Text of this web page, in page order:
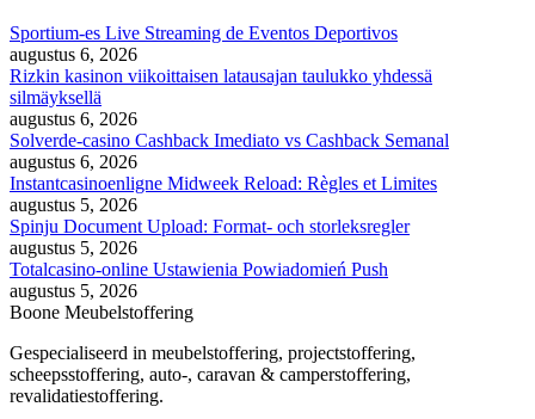
Sportium-es Live Streaming de Eventos Deportivos
augustus 6, 2026
Rizkin kasinon viikoittaisen latausajan taulukko yhdessä
silmäyksellä
augustus 6, 2026
Solverde-casino Cashback Imediato vs Cashback Semanal
augustus 6, 2026
Instantcasinoenligne Midweek Reload: Règles et Limites
augustus 5, 2026
Spinju Document Upload: Format- och storleksregler
augustus 5, 2026
Totalcasino-online Ustawienia Powiadomień Push
augustus 5, 2026
Boone Meubelstoffering
Gespecialiseerd in meubelstoffering, projectstoffering,
scheepsstoffering, auto-, caravan & camperstoffering,
revalidatiestoffering.